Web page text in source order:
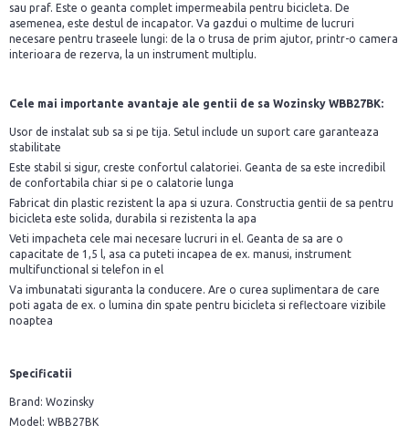
sau praf. Este o geanta complet impermeabila pentru bicicleta. De
asemenea, este destul de incapator. Va gazdui o multime de lucruri
necesare pentru traseele lungi: de la o trusa de prim ajutor, printr-o camera
interioara de rezerva, la un instrument multiplu.
Cele mai importante avantaje ale gentii de sa Wozinsky WBB27BK:
Usor de instalat sub sa si pe tija. Setul include un suport care garanteaza
stabilitate
Este stabil si sigur, creste confortul calatoriei. Geanta de sa este incredibil
de confortabila chiar si pe o calatorie lunga
Fabricat din plastic rezistent la apa si uzura. Constructia gentii de sa pentru
bicicleta este solida, durabila si rezistenta la apa
Veti impacheta cele mai necesare lucruri in el. Geanta de sa are o
capacitate de 1,5 l, asa ca puteti incapea de ex. manusi, instrument
multifunctional si telefon in el
Va imbunatati siguranta la conducere. Are o curea suplimentara de care
poti agata de ex. o lumina din spate pentru bicicleta si reflectoare vizibile
noaptea
Specificatii
Brand: Wozinsky
Model: WBB27BK